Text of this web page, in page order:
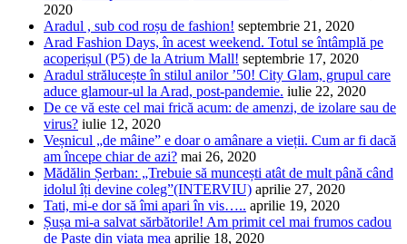
2020
Aradul , sub cod roșu de fashion! septembrie 21, 2020
Arad Fashion Days, în acest weekend. Totul se întâmplă pe
acoperișul (P5) de la Atrium Mall! septembrie 17, 2020
Aradul strălucește în stilul anilor ’50! City Glam, grupul care
aduce glamour-ul la Arad, post-pandemie. iulie 22, 2020
De ce vă este cel mai frică acum: de amenzi, de izolare sau de
virus? iulie 12, 2020
Veșnicul „de mâine” e doar o amânare a vieții. Cum ar fi dacă
am începe chiar de azi? mai 26, 2020
Mădălin Șerban: „Trebuie să muncești atât de mult până când
idolul îți devine coleg”(INTERVIU) aprilie 27, 2020
Tati, mi-e dor să îmi apari în vis….. aprilie 19, 2020
Șușa mi-a salvat sărbătorile! Am primit cel mai frumos cadou
de Paște din viața mea aprilie 18, 2020